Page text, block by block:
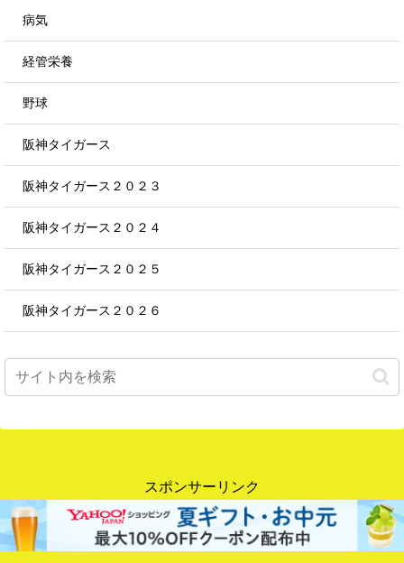
病気
経管栄養
野球
阪神タイガース
阪神タイガース２０２３
阪神タイガース２０２４
阪神タイガース２０２５
阪神タイガース２０２６
スポンサーリンク